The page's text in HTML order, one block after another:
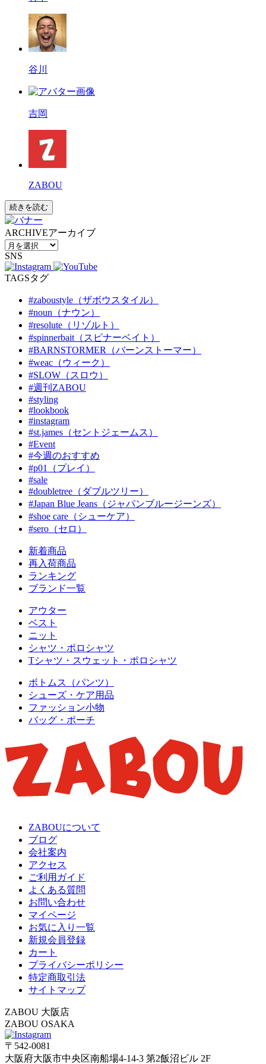
谷川
吉岡
ZABOU
続きを読む
ARCHIVEアーカイブ
SNS
TAGSタグ
#zaboustyle（ザボウスタイル）
#noun（ナウン）
#resolute（リゾルト）
#spinnerbait（スピナーベイト）
#BARNSTORMER（バーンストーマー）
#weac（ウィーク）
#SLOW（スロウ）
#週刊ZABOU
#styling
#lookbook
#instagram
#st.james（セントジェームス）
#Event
#今週のおすすめ
#p01（プレイ）
#sale
#doubletree（ダブルツリー）
#Japan Blue Jeans（ジャパンブルージーンズ）
#shoe care（シューケア）
#sero（セロ）
新着商品
再入荷商品
ランキング
ブランド一覧
アウター
ベスト
ニット
シャツ・ポロシャツ
Tシャツ・スウェット・ポロシャツ
ボトムス（パンツ）
シューズ・ケア用品
ファッション小物
バッグ・ポーチ
ZABOUについて
ブログ
会社案内
アクセス
ご利用ガイド
よくある質問
お問い合わせ
マイページ
お気に入り一覧
新規会員登録
カート
プライバシーポリシー
特定商取引法
サイトマップ
ZABOU 大阪店
ZABOU OSAKA
〒542-0081
大阪府大阪市中央区南船場4-14-3 第2飯沼ビル 2F